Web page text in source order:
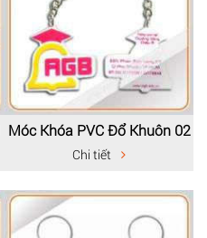
Móc Khóa PVC Đổ Khuôn 02
Chi tiết